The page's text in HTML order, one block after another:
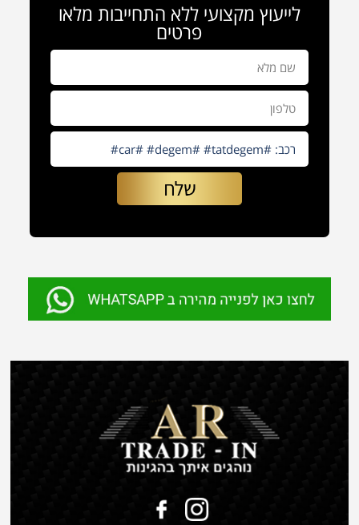
לייעוץ מקצועי ללא התחייבות מלאו
פרטים